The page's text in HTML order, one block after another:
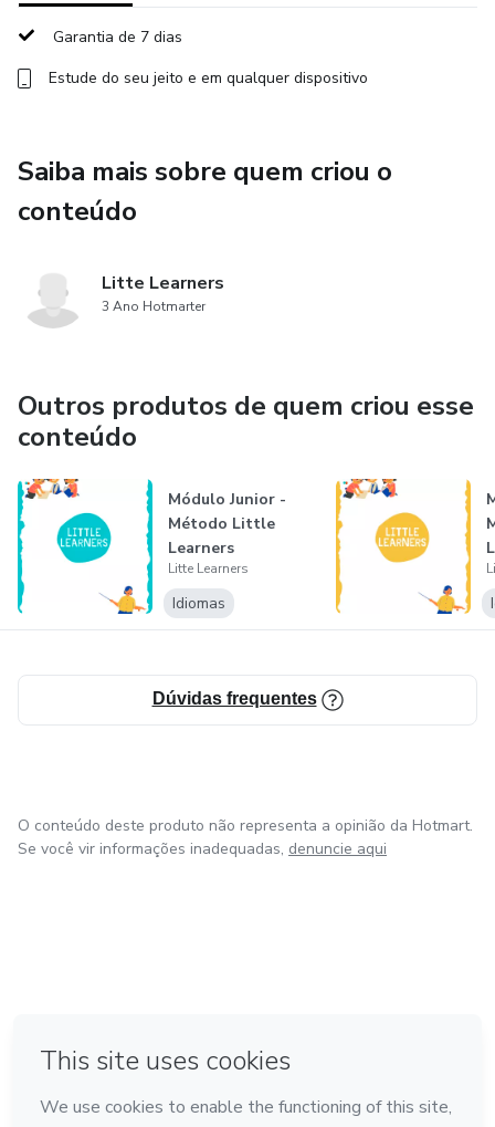
Garantia de 7 dias
Estude do seu jeito e em qualquer dispositivo
Saiba mais sobre quem criou o
conteúdo
Litte Learners
3 Ano Hotmarter
Outros produtos de quem criou esse
conteúdo
Módulo Junior -
Método Little
Learners
Litte Learners
Idiomas
Dúvidas frequentes
O conteúdo deste produto não representa a opinião da Hotmart.
Se você vir informações inadequadas, denuncie aqui
Feito com ❤ em Bogotá